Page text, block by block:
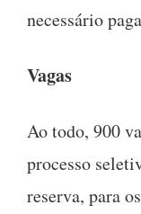
necessário
Vagas
Ao todo, 900
processo
reserva, para